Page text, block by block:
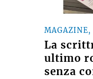
MAGAZINE,
La
ultimo
senza